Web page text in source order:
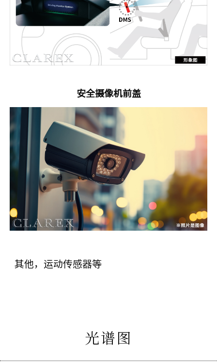
安全摄像机前盖
其他，运动传感器等
光谱图